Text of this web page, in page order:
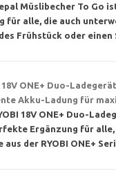
Müslibecher To Go
für alle, die auch
Frühstück oder einen
18V ONE+ Duo-Ladegerät
Akku-Ladung für
18V ONE+ Duo-
Ergänzung für
aus der RYOBI ONE+